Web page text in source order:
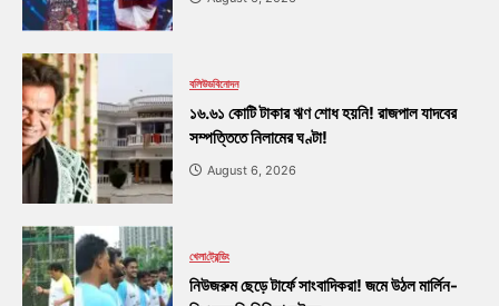
বলিউডবিনোদন
১৬.৬১ কোটি টাকার ঋণ শোধ হয়নি! রাজপাল যাদবের
সম্পত্তিতে নিলামের ঘণ্টা!
August 6, 2026
খেলাট্রেন্ডিং
নিউজরুম ছেড়ে টার্ফে সাংবাদিকরা! জমে উঠল মার্লিন-